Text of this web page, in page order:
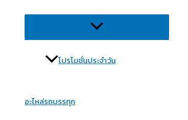
Menu
Toggle
โปรโมชั่นประจำวัน
อะไหล่รถบรรทุก